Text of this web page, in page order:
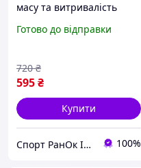
масу та витривалість
Готово до відправки
595₴
720 ₴
Купити
Спорт РанОк Інтернет-магазин натурального спортивного харчування 100%